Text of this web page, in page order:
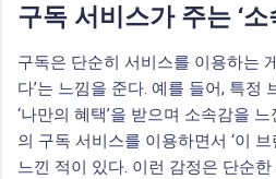
구독 서비스가 주는 ‘소
구독은 단순히 서비스를 이용하는
다’는 느낌을 준다. 예를 들어, 특정
‘나만의 혜택’을 받으며 소속감을
의 구독 서비스를 이용하면서 ‘이
느낀 적이 있다. 이런 감정은 단순한